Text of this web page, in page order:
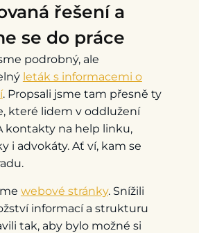
řešení a
se do práce
podrobný, ale
leták s informacemi o
. Propsali jsme tam přesně ty
které lidem v oddlužení
kontakty na help linku,
i advokáty. Ať ví, kam se
webové stránky. Snížili
informací a strukturu
tak, aby bylo možné si